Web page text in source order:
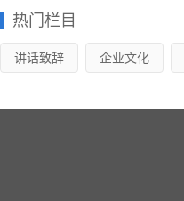
热门栏目
讲话致辞 企业文化